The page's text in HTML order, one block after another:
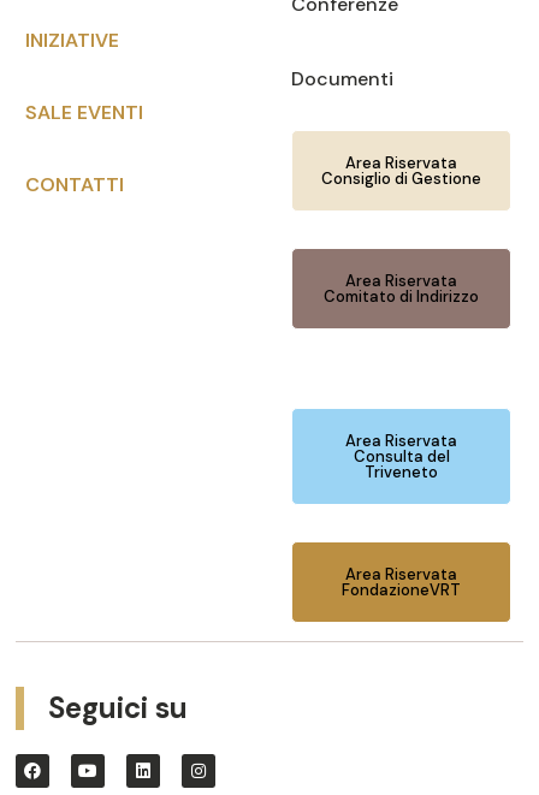
INIZIATIVE
SALE EVENTI
CONTATTI
Documenti
Area Riservata
Consiglio di Gestione
Area Riservata
Comitato di Indirizzo
Area Riservata
Consulta del
Triveneto
Area Riservata
FondazioneVRT
Seguici su